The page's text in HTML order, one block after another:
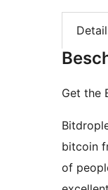
Get the
bitcoin
of